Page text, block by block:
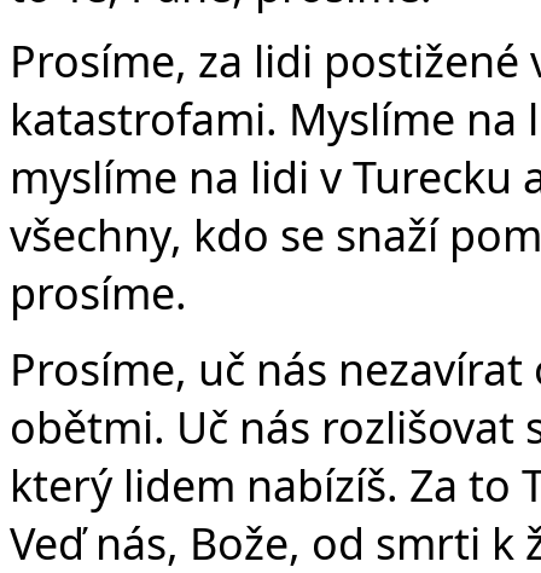
Prosíme, za lidi
katastrofami. Myslíme na
myslíme na lidi v Turecku
všechny, kdo se snaží
prosíme.
Prosíme, uč nás
obětmi. Uč nás rozlišovat
který lidem nabízíš. Za to
Veď nás, Bože, od smrti k